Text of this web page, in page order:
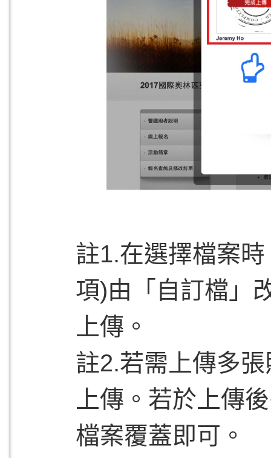
註1.在選擇檔案
項)由「自訂檔」
上傳。
註2.若需上傳多
上傳。若於上傳
檔案覆蓋即可。